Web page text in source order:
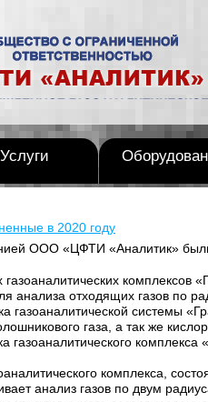
Услуги
в 2020 году
ООО «ЦФТИ «Аналитик»
комплексов
анализа отходящих газов по
газоаналитической системы
газа, а так же
газоаналитического
комплекса,
анализ газов по двум